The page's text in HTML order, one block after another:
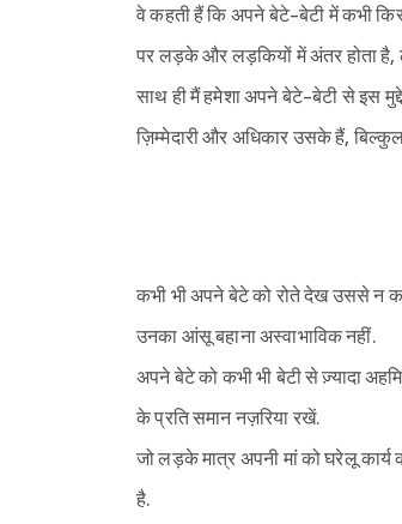
वे कहती हैं कि अपने बेटे-बेटी में कभी
पर लड़के और लड़कियों में अंतर होता है,
साथ ही मैं हमेशा अपने बेटे-बेटी से इस
ज़िम्मेदारी और अधिकार उसके हैं, बिल्कुल
कभी भी अपने बेटे को रोते देख उससे न
उनका आंसू बहाना अस्वाभाविक नहीं.
अपने बेटे को कभी भी बेटी से ज़्यादा
के प्रति समान नज़रिया रखें.
जो लड़के मात्र अपनी मां को घरेलू कार्य
है.